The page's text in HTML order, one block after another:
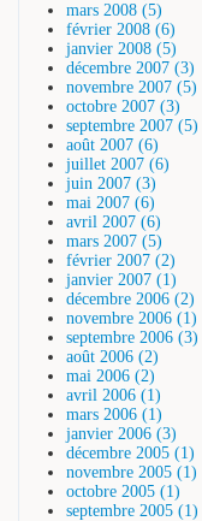
mars 2008 (5)
février 2008 (6)
janvier 2008 (5)
décembre 2007 (3)
novembre 2007 (5)
octobre 2007 (3)
septembre 2007 (5)
août 2007 (6)
juillet 2007 (6)
juin 2007 (3)
mai 2007 (6)
avril 2007 (6)
mars 2007 (5)
février 2007 (2)
janvier 2007 (1)
décembre 2006 (2)
novembre 2006 (1)
septembre 2006 (3)
août 2006 (2)
mai 2006 (2)
avril 2006 (1)
mars 2006 (1)
janvier 2006 (3)
décembre 2005 (1)
novembre 2005 (1)
octobre 2005 (1)
septembre 2005 (1)